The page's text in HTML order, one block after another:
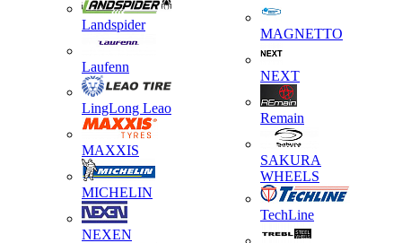
Landspider
Laufenn
LingLong Leao
MAXXIS
MICHELIN
NEXEN
MAGNETTO
NEXT
Remain
SAKURA
WHEELS
TechLine